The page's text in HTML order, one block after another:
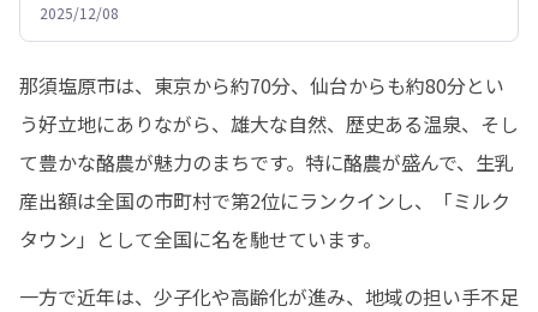
2025/12/08
那須塩原市は、東京から約70分、仙台からも約80分とい
う好立地にありながら、雄大な自然、歴史ある温泉、そし
て豊かな酪農が魅力のまちです。特に酪農が盛んで、生乳
産出額は全国の市町村で第2位にランクインし、「ミルク
タウン」として全国に名を馳せています。
一方で近年は、少子化や高齢化が進み、地域の担い手不足